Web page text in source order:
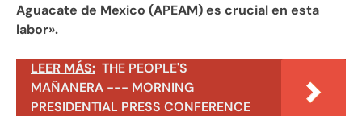
Aguacate de Mexico (APEAM) es crucial en esta
labor».
LEER MÁS: THE PEOPLE'S
MAÑANERA --- MORNING
PRESIDENTIAL PRESS CONFERENCE